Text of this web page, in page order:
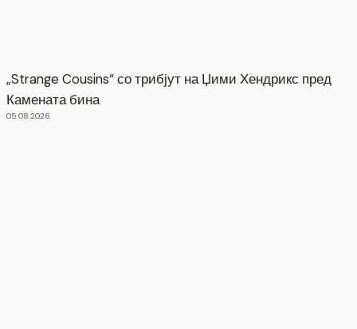
„Strange Cousins“ со трибјут на Џими Хендрикс пред
Камената бина
05.08.2026